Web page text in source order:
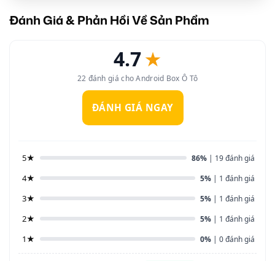
Đánh Giá & Phản Hồi Về Sản Phẩm
4.7★
22 đánh giá cho Android Box Ô Tô
ĐÁNH GIÁ NGAY
5★ 86% | 19 đánh giá
4★ 5% | 1 đánh giá
3★ 5% | 1 đánh giá
2★ 5% | 1 đánh giá
1★ 0% | 0 đánh giá